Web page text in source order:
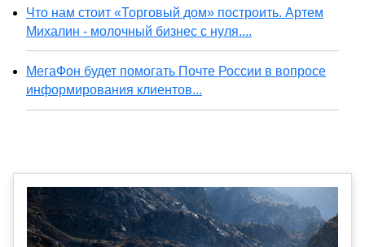
Что нам стоит «Торговый дом» построить. Артем
Михалин - молочный бизнес с нуля....
МегаФон будет помогать Почте России в вопросе
информирования клиентов...